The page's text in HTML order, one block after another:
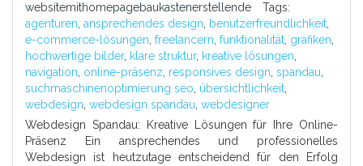
websitemithomepagebaukastenerstellende
Tags:
agenturen, ansprechendes design, benutzerfreundlichkeit,
e-commerce-lösungen, freelancern, funktionalität, grafiken,
hochwertige bilder, klare struktur, kreative lösungen,
navigation, online-präsenz, responsives design, spandau,
suchmaschinenoptimierung seo, übersichtlichkeit,
webdesign, webdesign spandau, webdesigner
Webdesign Spandau: Kreative Lösungen für Ihre Online-
Präsenz Ein ansprechendes und professionelles
Webdesign ist heutzutage entscheidend für den Erfolg